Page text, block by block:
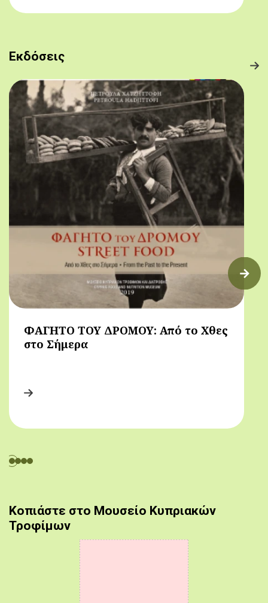
Μαργαρίτα Αντωνίου, Δημοτικό Σχολείο
Βορόκληνης (Το κυπριακό παραδοσιακό
πρόγευμα)
Εκδόσεις
ΦΑΓΗΤΟ ΤΟΥ ΔΡΟΜΟΥ: Από το Χθες
στο Σήμερα
Κοπιάστε στο Μουσείο Κυπριακών
Τροφίμων